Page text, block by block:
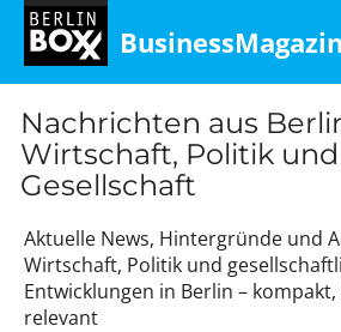
BusinessMagazin
Nachrichten aus
Wirtschaft, Politik und
Gesellschaft
Aktuelle News, Hintergründe und
Wirtschaft, Politik und
Entwicklungen in Berlin –
relevant